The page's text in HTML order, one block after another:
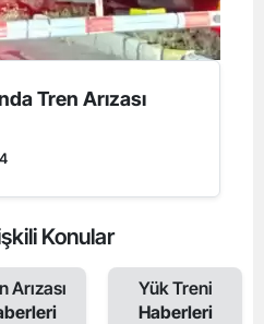
Tren Arızası
Konular
Arızası
Yük Treni
Haberleri